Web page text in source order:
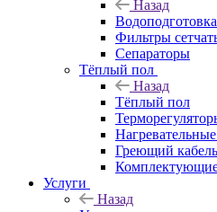
Назад
Водоподготовка
Фильтры
Сепараторы
Тёплый пол
Назад
Тёплый пол
Греющий кабель
Услуги
Назад